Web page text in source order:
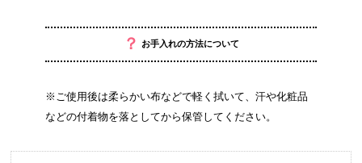
？ お手入れの方法について
※ご使用後は柔らかい布などで軽く拭いて、汗や化粧品
などの付着物を落としてから保管してください。